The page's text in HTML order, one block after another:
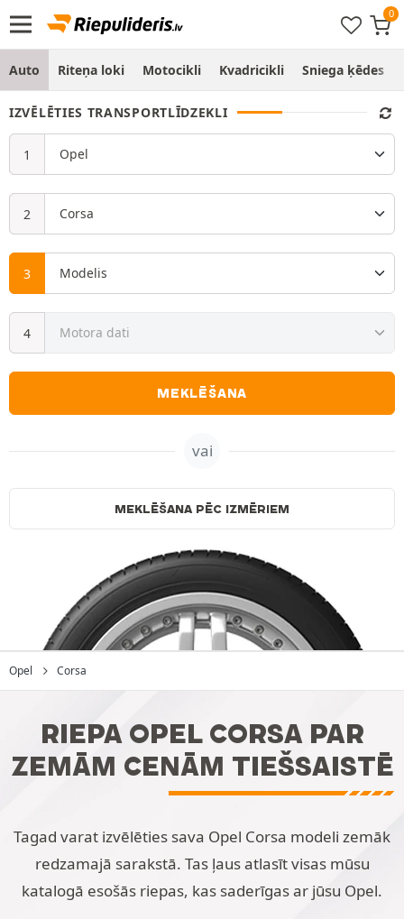
Auto Riteņa loki Motocikli Kvadricikli Sniega ķēdes
IZVĒLĒTIES TRANSPORTLĪDZEKLI
MEKLĒŠANA
vai
MEKLĒŠANA PĒC IZMĒRIEM
Opel Corsa
RIEPA OPEL CORSA PAR
ZEMĀM CENĀM TIEŠSAISTĒ
Tagad varat izvēlēties sava Opel Corsa modeli zemāk
redzamajā sarakstā. Tas ļaus atlasīt visas mūsu
katalogā esošās riepas, kas saderīgas ar jūsu Opel.